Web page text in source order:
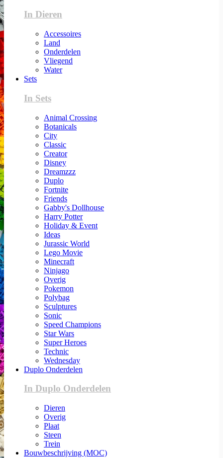
In Dieren
Accessoires
Land
Onderdelen
Vliegend
Water
Sets
In Sets
Animal Crossing
Botanicals
City
Classic
Creator
Disney
Dreamzzz
Duplo
Fortnite
Friends
Gabby's Dollhouse
Harry Potter
Holiday & Event
Ideas
Jurassic World
Lego Movie
Minecraft
Ninjago
Overig
Pokemon
Polybag
Sculptures
Sonic
Speed Champions
Star Wars
Super Heroes
Technic
Wednesday
Duplo Onderdelen
In Duplo Onderdelen
Dieren
Overig
Plaat
Steen
Trein
Bouwbeschrijving (MOC)